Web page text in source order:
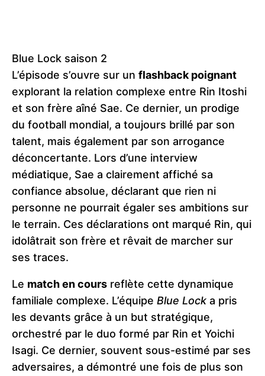
Blue Lock saison 2
L’épisode s’ouvre sur un flashback poignant
explorant la relation complexe entre Rin Itoshi
et son frère aîné Sae. Ce dernier, un prodige
du football mondial, a toujours brillé par son
talent, mais également par son arrogance
déconcertante. Lors d’une interview
médiatique, Sae a clairement affiché sa
confiance absolue, déclarant que rien ni
personne ne pourrait égaler ses ambitions sur
le terrain. Ces déclarations ont marqué Rin, qui
idolâtrait son frère et rêvait de marcher sur
ses traces.
Le match en cours reflète cette dynamique
familiale complexe. L’équipe Blue Lock a pris
les devants grâce à un but stratégique,
orchestré par le duo formé par Rin et Yoichi
Isagi. Ce dernier, souvent sous-estimé par ses
adversaires, a démontré une fois de plus son